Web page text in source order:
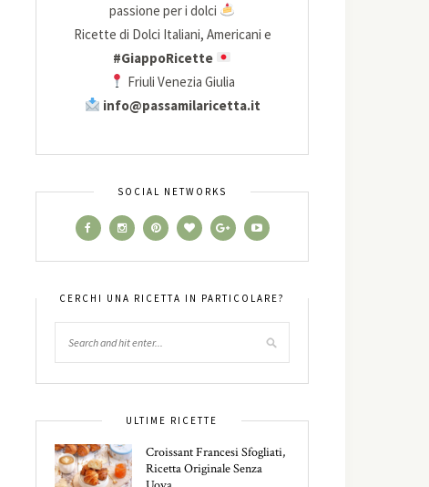
passione per i dolci
Ricette di Dolci Italiani, Americani e
#GiappoRicette
Friuli Venezia Giulia
info@passamilaricetta.it
SOCIAL NETWORKS
CERCHI UNA RICETTA IN PARTICOLARE?
ULTIME RICETTE
Croissant Francesi Sfogliati,
Ricetta Originale Senza